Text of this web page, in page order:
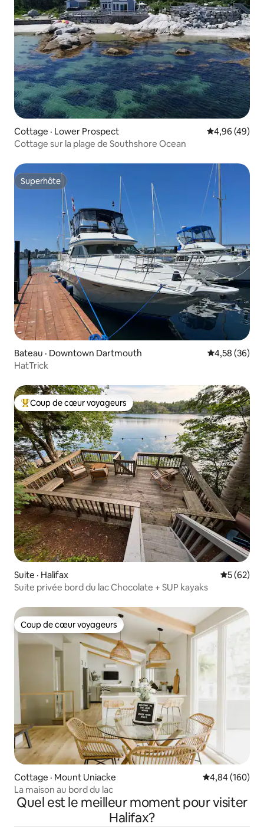
Cottage · Lower Prospect Note
4,96 (49)
Cottage sur la plage de Southshore Ocean
Superhôte
Superhôte
Bateau · Downtown Dartmouth Note
4,58 (36)
HatTrick
Coup de cœur voyageurs parmi les plus aimés
Coup de cœur voyageurs
Suite · Halifax Note
5 (62)
Suite privée bord du lac Chocolate + SUP kayaks
Coup de cœur voyageurs
Coup de cœur voyageurs
Cottage · Mount Uniacke Note
4,84 (160)
La maison au bord du lac
Quel est le meilleur moment pour visiter
Halifax?